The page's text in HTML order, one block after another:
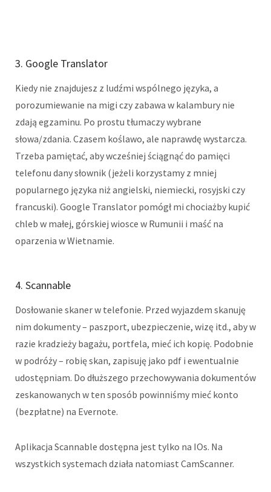
3. Google Translator
Kiedy nie znajdujesz z ludźmi wspólnego języka, a
porozumiewanie na migi czy zabawa w kalambury nie
zdają egzaminu. Po prostu tłumaczy wybrane
słowa/zdania. Czasem koślawo, ale naprawdę wystarcza.
Trzeba pamiętać, aby wcześniej ściągnąć do pamięci
telefonu dany słownik (jeżeli korzystamy z mniej
popularnego języka niż angielski, niemiecki, rosyjski czy
francuski). Google Translator pomógł mi chociażby kupić
chleb w małej, górskiej wiosce w Rumunii i maść na
oparzenia w Wietnamie.
4. Scannable
Dosłowanie skaner w telefonie. Przed wyjazdem skanuję
nim dokumenty – paszport, ubezpieczenie, wizę itd., aby w
razie kradzieży bagażu, portfela, mieć ich kopię. Podobnie
w podróży – robię skan, zapisuję jako pdf i ewentualnie
udostępniam. Do dłuższego przechowywania dokumentów
zeskanowanych w ten sposób powinniśmy mieć konto
(bezpłatne) na Evernote.
Aplikacja Scannable dostępna jest tylko na IOs. Na
wszystkich systemach działa natomiast CamScanner.